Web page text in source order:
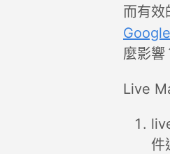
而有效
麼影響
Live
件